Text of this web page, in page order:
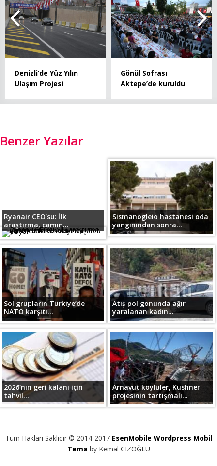
Denizli’de Yüz Yılın
Ulaşım Projesi
Gönül Sofrası
Aktepe’de kuruldu
Benzer Yazılar
Ryanair CEO’su: İlk
araştırma, camın...
Sismanogleio hastanesi oda
yangınından sonra...
Sol grupların Türkiye’de
NATO karşıtı...
Atış poligonunda ağır
yaralanan kadın...
2026’nın geri kalanı için
tahvil...
Arnavut köylüler, Kushner
projesinin tartışmalı...
Tüm Hakları Saklıdır © 2014-2017 EsenMobile Wordpress Mobil
Tema by Kemal CIZOĞLU